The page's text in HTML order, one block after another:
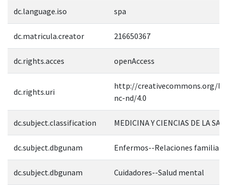
dc.language.iso spa
dc.matricula.creator 216650367
dc.rights.acces openAccess
dc.rights.uri
http://creativecommons.org/
nc-nd/4.0
dc.subject.classification MEDICINA Y CIENCIAS DE LA
dc.subject.dbgunam Enfermos--Relaciones
dc.subject.dbgunam Cuidadores--Salud mental